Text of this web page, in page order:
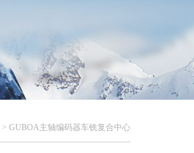
> GUBOA主轴编码器车铣复合中心